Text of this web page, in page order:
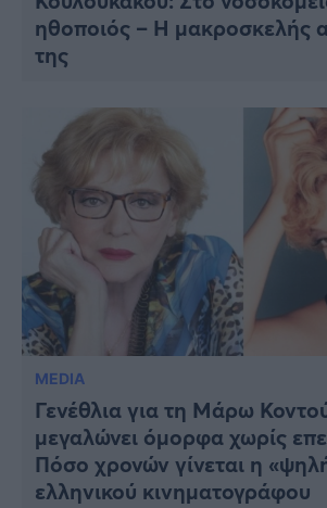
ηθοποιός – Η μακροσκελής
της
MEDIA
Γενέθλια για τη Μάρω
μεγαλώνει όμορφα χωρίς
Πόσο χρονών γίνεται η
ελληνικού κινηματογράφου